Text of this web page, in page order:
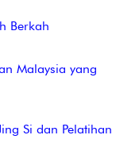
Berkah
Malaysia yang
Si dan Pelatihan